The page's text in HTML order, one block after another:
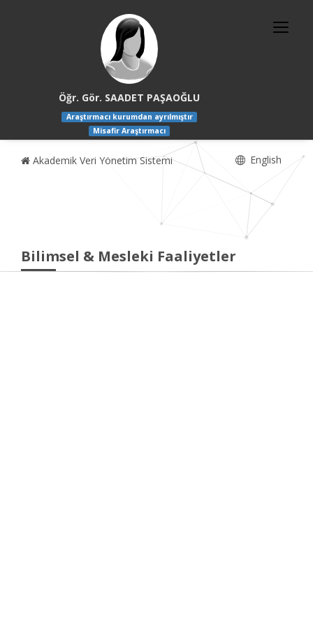
Öğr. Gör. SAADET PAŞAOĞLU
Araştırmacı kurumdan ayrılmıştır
Misafir Araştırmacı
Akademik Veri Yönetim Sistemi English
Bilimsel & Mesleki Faaliyetler